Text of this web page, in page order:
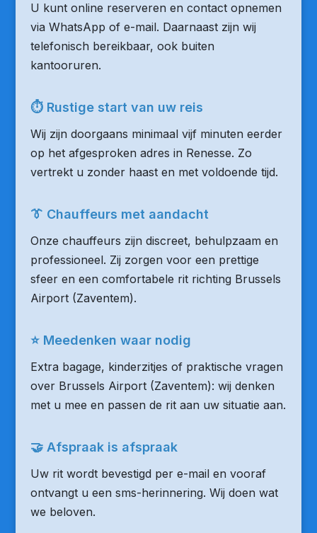
U kunt online reserveren en contact opnemen
via WhatsApp of e-mail. Daarnaast zijn wij
telefonisch bereikbaar, ook buiten
kantooruren.
⏱ Rustige start van uw reis
Wij zijn doorgaans minimaal vijf minuten eerder
op het afgesproken adres in Renesse. Zo
vertrekt u zonder haast en met voldoende tijd.
👔 Chauffeurs met aandacht
Onze chauffeurs zijn discreet, behulpzaam en
professioneel. Zij zorgen voor een prettige
sfeer en een comfortabele rit richting Brussels
Airport (Zaventem).
⭐ Meedenken waar nodig
Extra bagage, kinderzitjes of praktische vragen
over Brussels Airport (Zaventem): wij denken
met u mee en passen de rit aan uw situatie aan.
🤝 Afspraak is afspraak
Uw rit wordt bevestigd per e-mail en vooraf
ontvangt u een sms-herinnering. Wij doen wat
we beloven.